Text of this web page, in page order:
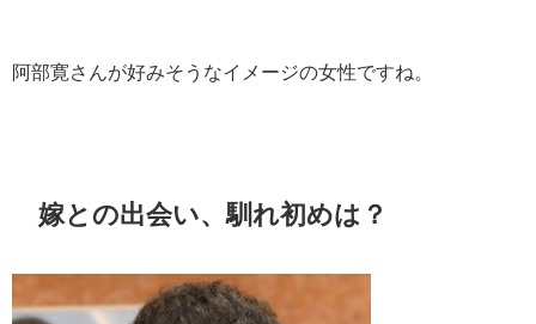
阿部寛さんが好みそうなイメージの女性ですね。
嫁との出会い、馴れ初めは？